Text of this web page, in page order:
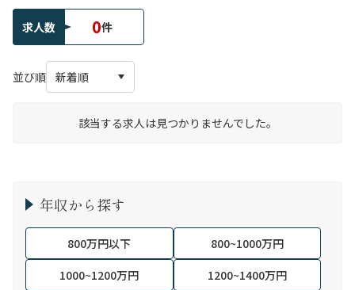
求人数 0件
並び順
該当する求人は見つかりませんでした。
年収から探す
800万円以下
800~1000万円
1000~1200万円
1200~1400万円